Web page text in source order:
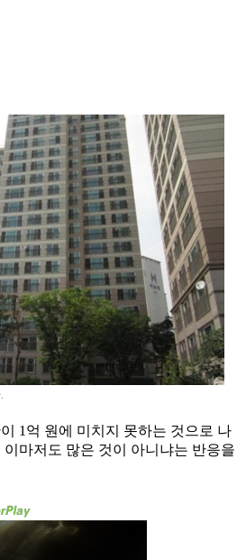
1억 원에 미치지 못하는 것으로 나
마저도 많은 것이 아니냐는 반응을